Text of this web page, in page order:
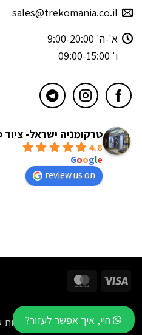
sales@trekomania.co.il
א'-ה' 9:00-20:00
ו' 09:00-15:00
טרקומניה ישראל- ציוד
4.8
Google
review us on
Visa
2016-2026 כל הזכויות שמורות ©
היי, איך אפשר לעזור?